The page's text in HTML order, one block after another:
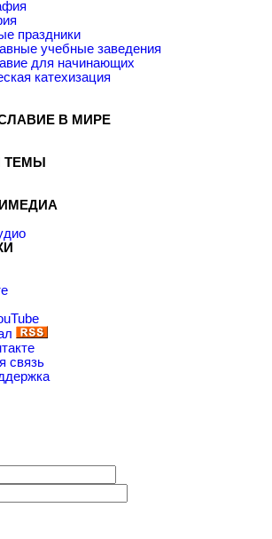
праздники
учебные заведения
для начинающих
катехизация
В МИРЕ
ТЕМЫ
связь